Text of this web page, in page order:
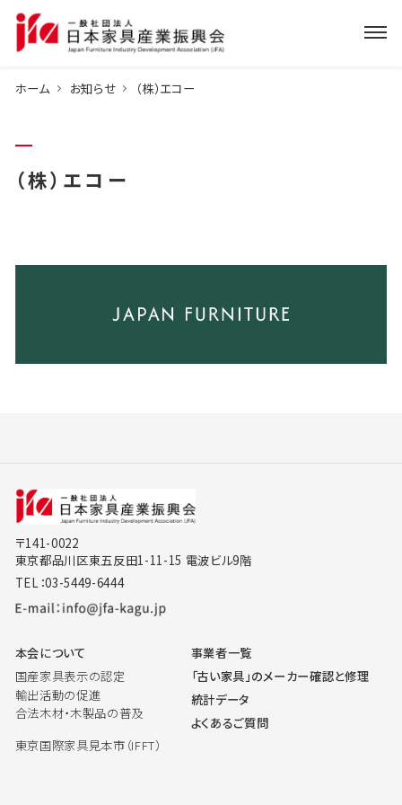
ホーム お知らせ （株）エコー
（株）エコー
〒141-0022
東京都品川区東五反田1-11-15 電波ビル9階
TEL：03-5449-6444
本会について
国産家具表示の認定
輸出活動の促進
合法木材・木製品の普及
東京国際家具見本市（IFFT）
事業者一覧
「古い家具」のメーカー確認と修理
統計データ
よくあるご質問